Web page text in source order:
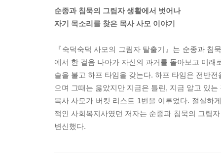
순종과 침묵의 그림자 생활에서 벗어나
자기 목소리를 찾은 목사 사모 이야기
『숙덕숙덕 사모의 그림자 탈출기』는 순종과
에서 한 걸음 나아가 자신의 과거를 돌아보고 미
슬을 불고 하프 타임을 갖는다. 하프 타임은 전반
으며 그때는 옳았지만 지금은 틀린, 지금 알고 있
목사 사모가 버킷 리스트 1번을 이루었다. 절실하
적인 사회복지사였던 저자는 순종과 침묵의 그림
변신했다.